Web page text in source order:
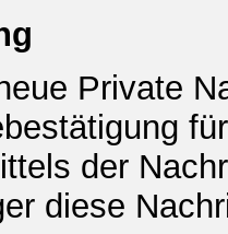
Private
der
diese